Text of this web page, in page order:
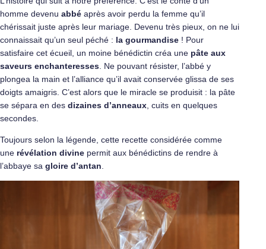
homme devenu abbé après avoir perdu la femme qu’il
chérissait juste après leur mariage. Devenu très pieux, on ne lui
connaissait qu’un seul péché : la gourmandise ! Pour
satisfaire cet écueil, un moine bénédictin créa une pâte aux
saveurs enchanteresses . Ne pouvant résister, l’abbé y
plongea la main et l’alliance qu’il avait conservée glissa de ses
doigts amaigris. C’est alors que le miracle se produisit : la pâte
se sépara en des dizaines d’anneaux , cuits en quelques
secondes.
Toujours selon la légende, cette recette considérée comme
une révélation divine permit aux bénédictins de rendre à
l’abbaye sa gloire d’antan